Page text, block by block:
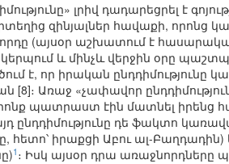
լրիվ դադարեցրել է
զինյալներ հավաքի, որոնց
(այսօր աշխատում է
և մինչև վերջին օրը
է, որ իրական
[8]։ Առաջ «չափավոր
պատրաստ էին մատնել իրենց
ընդդիմությունը դե ֆակտո
հետո՝ իրաքցի Աբու ալ-
1 ։ Իսկ այսօր դրա